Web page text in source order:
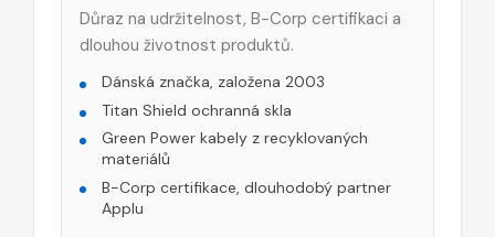
Důraz na udržitelnost, B-Corp certifikaci a
dlouhou životnost produktů.
Dánská značka, založena 2003
Titan Shield ochranná skla
Green Power kabely z recyklovaných
materiálů
B-Corp certifikace, dlouhodobý partner
Applu